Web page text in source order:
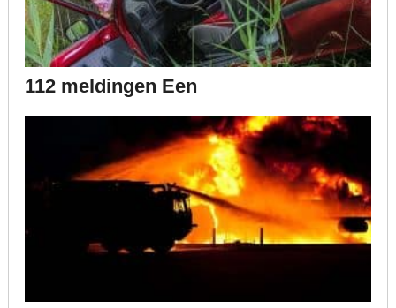
112 meldingen Een